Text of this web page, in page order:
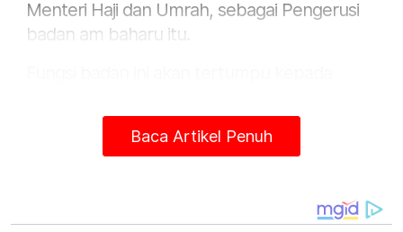
Menteri Haji dan Umrah, sebagai Pengerusi
badan am baharu itu.
penyelenggaraan dan pembangunan di
kedua-dua masjid.Baca Artikel Penuh